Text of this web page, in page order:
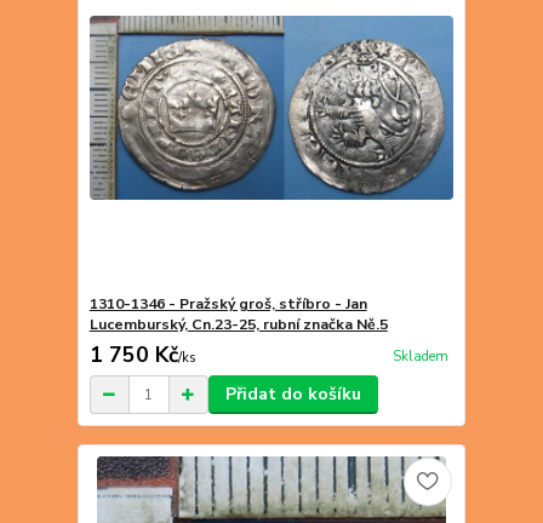
1310-1346 - Pražský groš, stříbro - Jan
Lucemburský, Cn.23-25, rubní značka Ně.5
1 750 Kč/ks Skladem
Přidat do košíku